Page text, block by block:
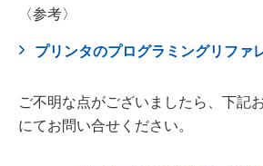
〈参考〉
プリンタのプログラミングリファ
ご不明な点がございましたら、下記
にてお問い合せください。